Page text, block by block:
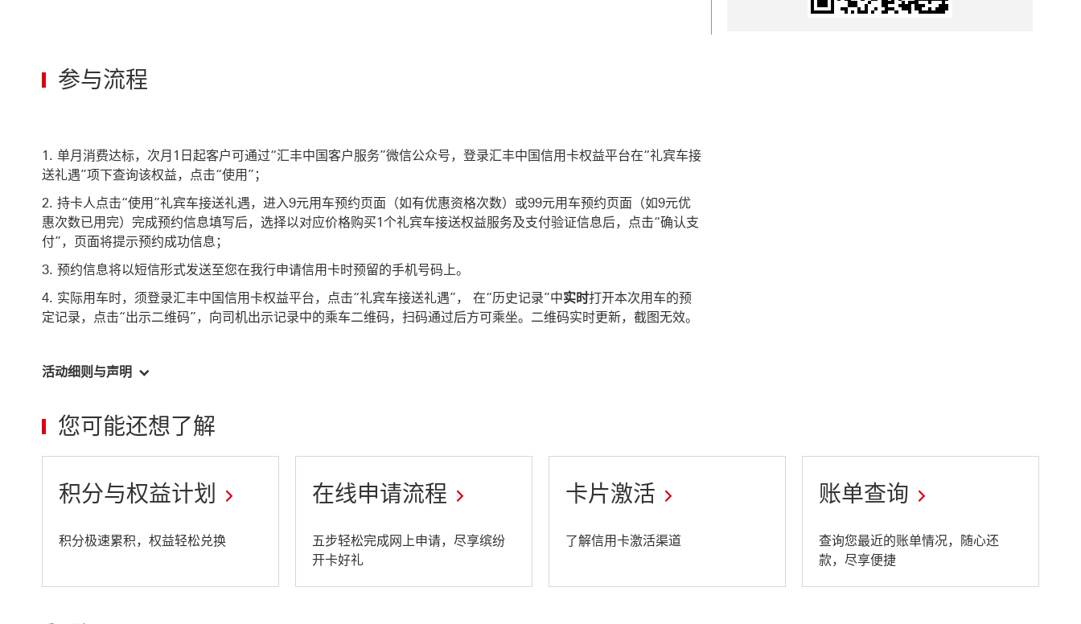
参与流程
单月消费达标，次月1日起客户可通过“汇丰中国客户服务”微信公众号，登录汇丰中国信用卡权益平台在“礼宾车接
送礼遇”项下查询该权益，点击“使用”；
持卡人点击“使用”礼宾车接送礼遇，进入9元用车预约页面（如有优惠资格次数）或99元用车预约页面（如9元优
惠次数已用完）完成预约信息填写后，选择以对应价格购买1个礼宾车接送权益服务及支付验证信息后，点击“确认支
付”，页面将提示预约成功信息；
预约信息将以短信形式发送至您在我行申请信用卡时预留的手机号码上。
实际用车时，须登录汇丰中国信用卡权益平台，点击“礼宾车接送礼遇”， 在“历史记录”中实时打开本次用车的预
定记录，点击“出示二维码”，向司机出示记录中的乘车二维码，扫码通过后方可乘坐。二维码实时更新，截图无效。
活动细则与声明
您可能还想了解
积分与权益计划
This
积分极速累积，权益轻松兑换
在线申请流程
This
link
五步轻松完成网上申请，尽享缤纷
开卡好礼
卡片激活
This
了解信用卡激活渠道
账单查询
This
link
查询您最近的账单情况，随心还
款，尽享便捷